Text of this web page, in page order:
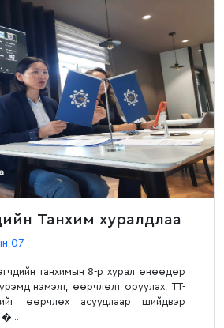
Танхим хуралдлаа
07
танхимын 8-р хурал өнөөдөр
нэмэлт, өөрчлөлт оруулах, ТТ-
өөрчлөх асуудлаар шийдвэр
�...